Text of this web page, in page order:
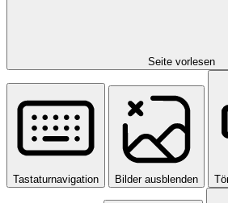
Seite vorlesen
Tastaturnavigation Bilder ausblenden